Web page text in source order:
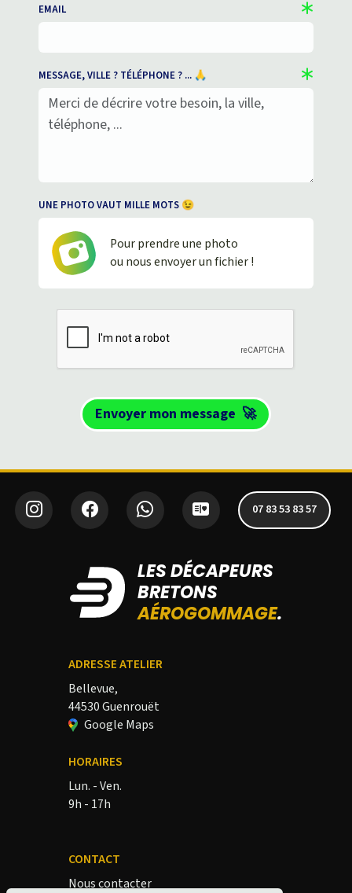
EMAIL
MESSAGE, VILLE ? TÉLÉPHONE ? ... 🙏
UNE PHOTO VAUT MILLE MOTS 😉
Pour prendre une photo
ou nous envoyer un fichier !
Envoyer mon message 🚀
07 83 53 83 57
LES DÉCAPEURS
BRETONS
AÉROGOMMAGE.
ADRESSE ATELIER
Bellevue,
44530 Guenrouët
Google Maps
HORAIRES
Lun. - Ven.
9h - 17h
CONTACT
Nous contacter